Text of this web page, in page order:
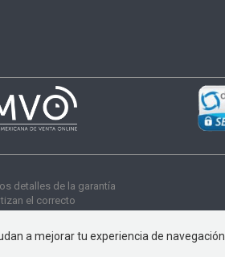
detalles de la garantía
el correcto
a mejorar tu experiencia de navegación.